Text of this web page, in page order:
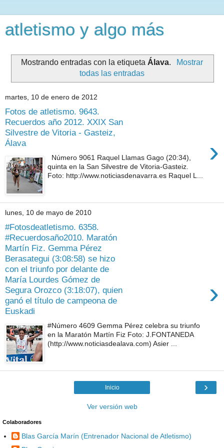
atletismo y algo más
Mostrando entradas con la etiqueta Álava.
Mostrar
todas las entradas
martes, 10 de enero de 2012
Fotos de atletismo. 9643.
Recuerdos año 2012. XXIX San
Silvestre de Vitoria - Gasteiz,
Álava
›
Número 9061 Raquel Llamas Gago (20:34),
quinta en la San Silvestre de Vitoria-Gasteiz.
Foto: http://www.noticiasdenavarra.es Raquel L...
lunes, 10 de mayo de 2010
#Fotosdeatletismo. 6358.
#Recuerdosaño2010. Maratón
Martín Fiz. Gemma Pérez
Berasategui (3:08:58) se hizo
con el triunfo por delante de
María Lourdes Gómez de
Segura Orozco (3:18:07), quien
ganó el título de campeona de
Euskadi
›
#Número 4609 Gemma Pérez celebra su triunfo
en la Maratón Martín Fiz Foto: J.FONTANEDA
(http://www.noticiasdealava.com) Asier ...
›
Inicio
Ver versión web
Colaboradores
Blas García Marín (Entrenador Nacional de Atletismo)